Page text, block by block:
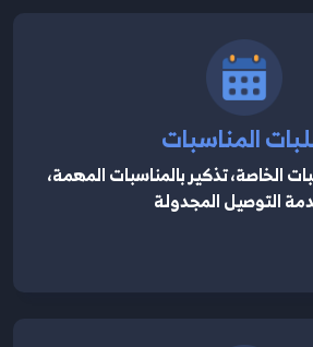
المناسبات
الخاصة، تذكير بالمناسبات المهمة،
التوصيل المجدولة